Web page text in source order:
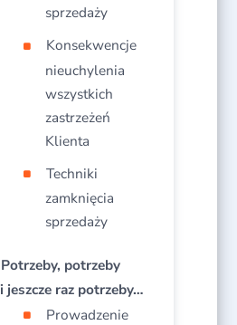
sprzedaży​
Konsekwencje
nieuchylenia
wszystkich
zastrzeżeń
Klienta​
Techniki
zamknięcia
sprzedaży​
Potrzeby, potrzeby
i jeszcze raz potrzeby…
Prowadzenie